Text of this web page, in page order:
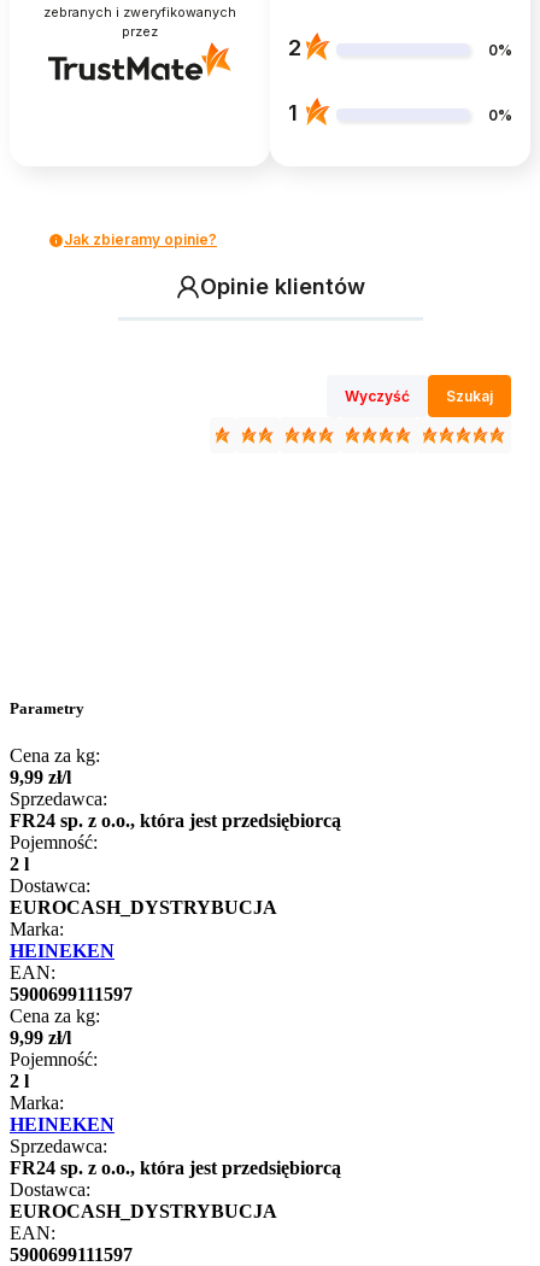
zebranych i zweryfikowanych
przez
2 0%
1 0%
Jak zbieramy opinie?
Opinie klientów
Wyczyść Szukaj
Parametry
Cena za kg:
9,99 zł/l
Sprzedawca:
FR24 sp. z o.o., która jest przedsiębiorcą
Pojemność:
2 l
Dostawca:
EUROCASH_DYSTRYBUCJA
Marka:
HEINEKEN
EAN:
5900699111597
Cena za kg:
9,99 zł/l
Pojemność:
2 l
Marka:
HEINEKEN
Sprzedawca:
FR24 sp. z o.o., która jest przedsiębiorcą
Dostawca:
EUROCASH_DYSTRYBUCJA
EAN:
5900699111597